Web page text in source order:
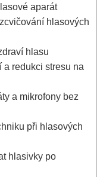
aparát
hlasových⁢
hlasu
‍redukci stresu na
a mikrofony‌ bez
při ‍hlasových
hlasivky po